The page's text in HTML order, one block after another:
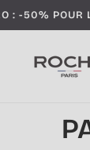
: -50% POUR